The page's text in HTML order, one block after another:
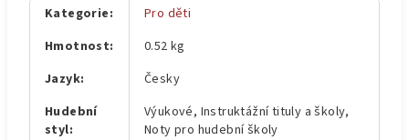
Kategorie:
Pro děti
Hmotnost:
0.52 kg
Jazyk:
Česky
Hudební
styl:
Výukové, Instruktážní tituly a školy,
Noty pro hudební školy